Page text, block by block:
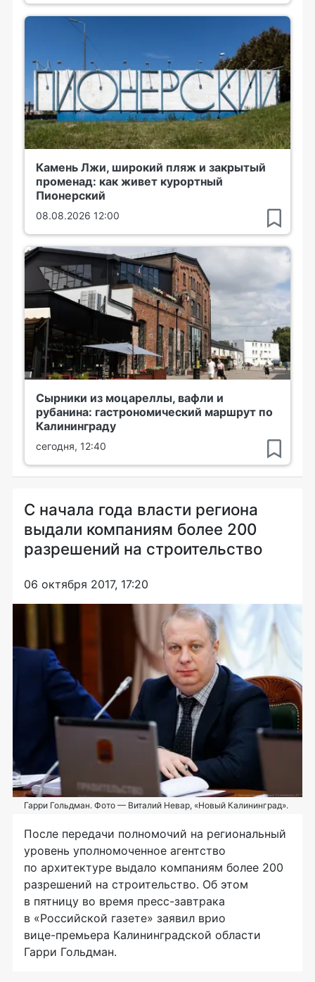
Камень Лжи, широкий пляж и закрытый
променад: как живет курортный
Пионерский
08.08.2026 12:00
Сырники из моцареллы, вафли и
рубанина: гастрономический маршрут по
Калининграду
сегодня, 12:40
С начала года власти региона
выдали компаниям более 200
разрешений на строительство
06 октября 2017, 17:20
Гарри Гольдман. Фото — Виталий Невар, «Новый Калининград».
После передачи полномочий на региональный
уровень уполномоченное агентство
по архитектуре выдало компаниям более 200
разрешений на строительство. Об этом
в пятницу во время пресс-завтрака
в «Российской газете» заявил врио
вице-премьера Калининградской области
Гарри Гольдман.